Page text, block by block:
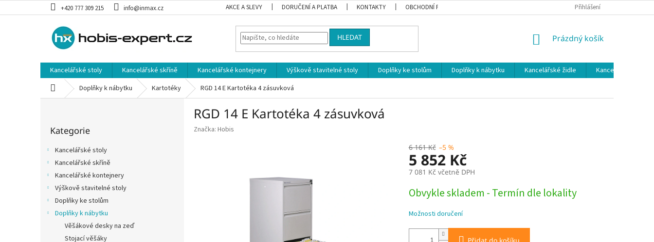
na
+420 777 309 215 info@inmax.cz AKCE A SLEVY DORUČENÍ A PLATBA KONTAKTY OBCHODNÍ PODMÍNKY Přihlášení
HLEDAT
NÁKUPNÍ
Prázdný košík
Kancelářské stoly Kancelářské skříně Kancelářské kontejnery Výškově stavitelné stoly Doplňky ke stolům Doplňky k nábytku Kancelářské židle
Kancelářské
Domů Doplňky k nábytku Kartotéky RGD 14 E Kartotéka 4 zásuvková
kategorie
Kategorie
Kancelářské stoly
Kancelářské skříně
Kancelářské kontejnery
Výškově stavitelné stoly
Doplňky ke stolům
Doplňky k nábytku
Věšákové desky na zeď
Stojací věšáky
RGD 14 E Kartotéka 4 zásuvková
Značka: Hobis
6 161 Kč –5 %
5 852 Kč
7 081 Kč včetně DPH
cena:
Obvykle skladem - Termín dle lokality
Možnosti doručení